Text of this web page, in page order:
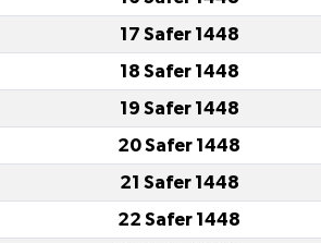
17 Safer 1448
18 Safer 1448
19 Safer 1448
20 Safer 1448
21 Safer 1448
22 Safer 1448